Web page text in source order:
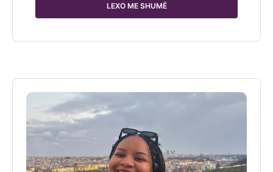
LEXO ME SHUMË